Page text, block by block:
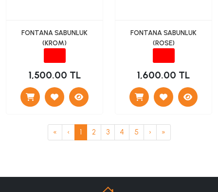
FONTANA SABUNLUK
(KROM)
1,500.00 TL
FONTANA SABUNLUK
(ROSE)
1,600.00 TL
« ‹ 1 2 3 4 5 › »